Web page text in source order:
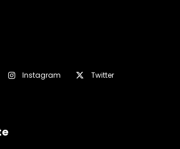
Instagram
Twitter